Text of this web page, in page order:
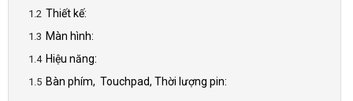
Thiết kế:
Màn hình:
Hiệu năng:
Bàn phím, Touchpad, Thời lượng pin: